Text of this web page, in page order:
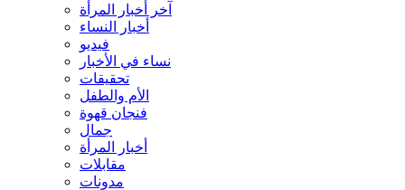
آخر أخبار المرأة
أخبار النساء
فيديو
نساء في الأخبار
تحقيقات
الأم والطفل
فنجان قهوة
جمال
أخبار المرأة
مقابلات
مدونات